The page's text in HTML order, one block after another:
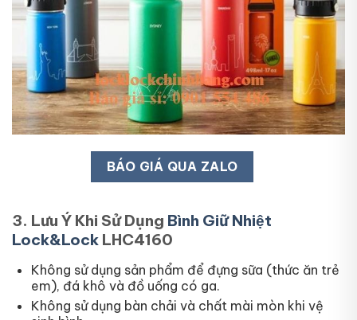
BÁO GIÁ QUA ZALO
3. Lưu Ý Khi Sử Dụng Bình Giữ Nhiệt
Lock&Lock LHC4160
Không sử dụng sản phẩm để đựng sữa (thức ăn trẻ
em), đá khô và đồ uống có ga.
Không sử dụng bàn chải và chất mài mòn khi vệ